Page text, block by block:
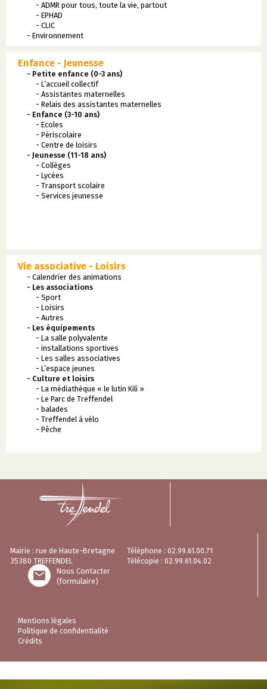
- ADMR pour tous, toute la vie, partout
- EPHAD
- CLIC
- Environnement
Enfance - Jeunesse
- Petite enfance (0-3 ans)
- L’accueil collectif
- Assistantes maternelles
- Relais des assistantes maternelles
- Enfance (3-10 ans)
- Ecoles
- Périscolaire
- Centre de loisirs
- Jeunesse (11-18 ans)
- Collèges
- Lycées
- Transport scolaire
- Services jeunesse
Vie associative - Loisirs
- Calendrier des animations
- Les associations
- Sport
- Loisirs
- Autres
- Les équipements
- La salle polyvalente
- installations sportives
- Les salles associatives
- L’espace jeunes
- Culture et loisirs
- La médiathèque « le lutin Kili »
- Le Parc de Treffendel
- balades
- Treffendel à vélo
- Pêche
Mairie : rue de Haute-Bretagne
35380 TREFFENDEL
Téléphone : 02.99.61.00.71
Télécopie : 02.99.61.04.02

Nous Contacter
(formulaire)
Mentions légales
Politique de confidentialité
Crédits